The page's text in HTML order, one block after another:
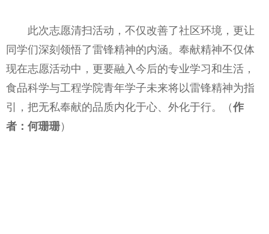
此次志愿清扫活动，不仅改善了社区环境，更让
同学们深刻领悟了雷锋精神的内涵。奉献精神不仅体
现在志愿活动中，更要融入今后的专业学习和生活，
食品科学与工程学院青年学子未来将以雷锋精神为指
引，把无私奉献的品质内化于心、外化于行。（作
者：何珊珊）